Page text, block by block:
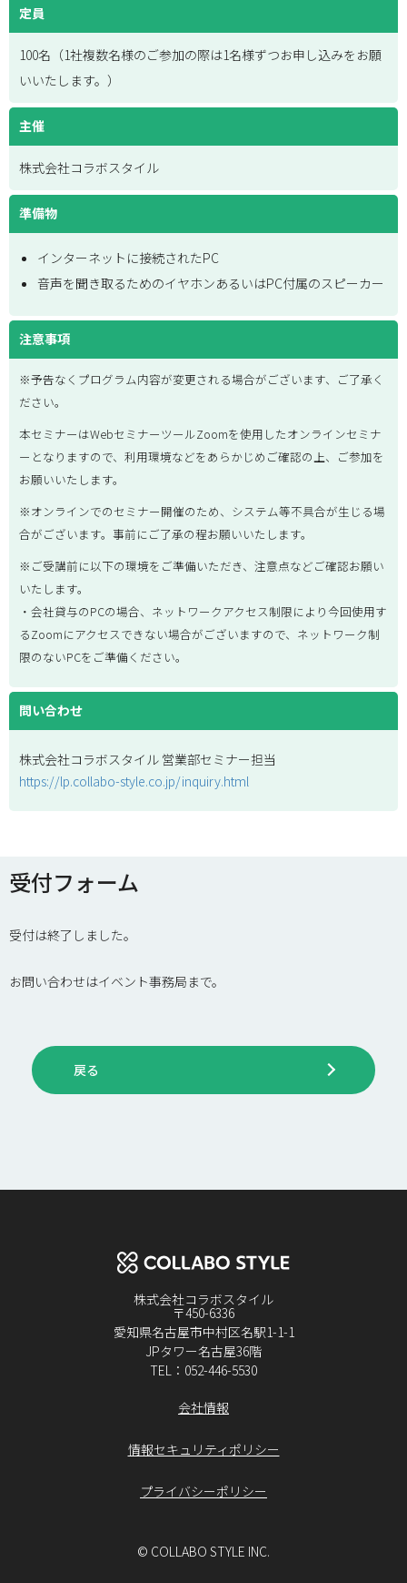
定員
100名（1社複数名様のご参加の際は1名様ずつお申し込みをお願
いいたします。）
主催
株式会社コラボスタイル
準備物
インターネットに接続されたPC
音声を聞き取るためのイヤホンあるいはPC付属のスピーカー
注意事項
※予告なくプログラム内容が変更される場合がございます、ご了承く
ださい。
本セミナーはWebセミナーツールZoomを使用したオンラインセミナ
ーとなりますので、利用環境などをあらかじめご確認の上、ご参加を
お願いいたします。
※オンラインでのセミナー開催のため、システム等不具合が生じる場
合がございます。事前にご了承の程お願いいたします。
※ご受講前に以下の環境をご準備いただき、注意点などご確認お願い
いたします。
・会社貸与のPCの場合、ネットワークアクセス制限により今回使用す
るZoomにアクセスできない場合がございますので、ネットワーク制
限のないPCをご準備ください。
問い合わせ
株式会社コラボスタイル 営業部セミナー担当
https://lp.collabo-style.co.jp/inquiry.html
受付フォーム
受付は終了しました。
お問い合わせはイベント事務局まで。
戻る
株式会社コラボスタイル
〒450-6336
愛知県名古屋市中村区名駅1-1-1
JPタワー名古屋36階
TEL：052-446-5530
会社情報
情報セキュリティポリシー
プライバシーポリシー
© COLLABO STYLE INC.